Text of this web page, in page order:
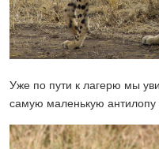
Уже по пути к лагерю мы
самую маленькую антилопу